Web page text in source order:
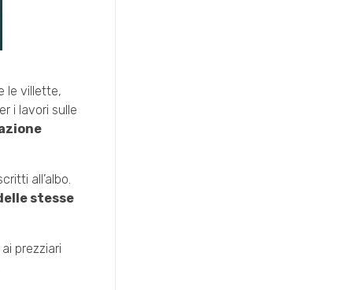
le villette,
i lavori sulle
all’albo.
stesse
prezziari